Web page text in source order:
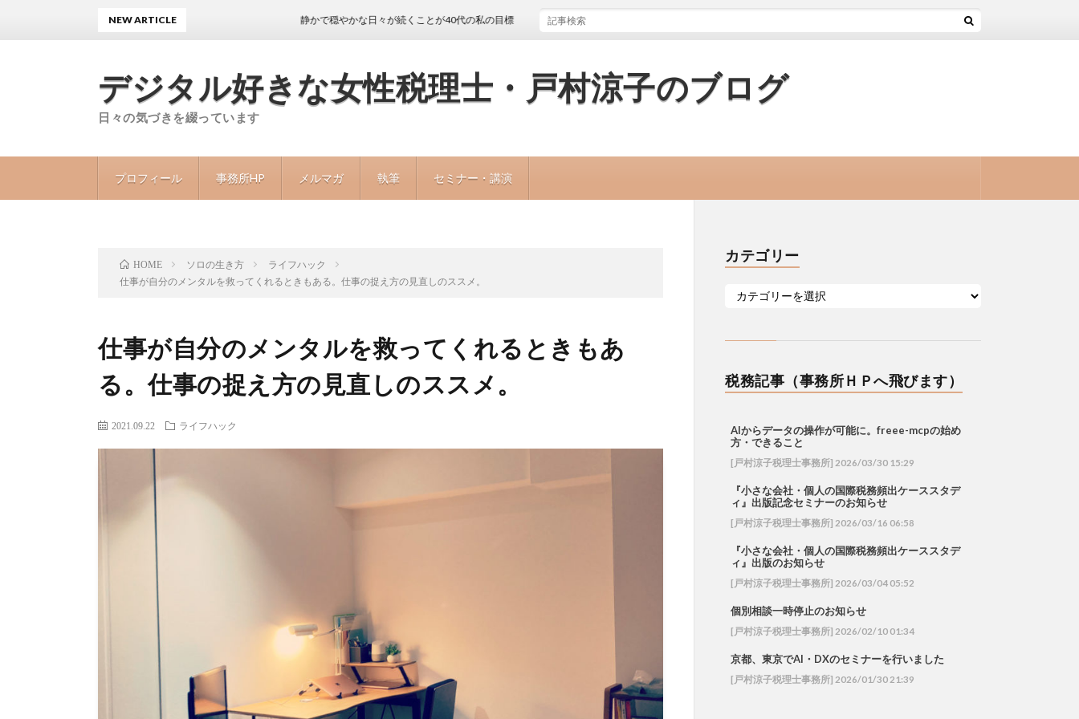
デジタル好きな女性税理士・戸村涼子のブログ
日々の気づきを綴っています
プロフィール 事務所HP メルマガ 執筆 セミナー・講演
NEW ARTICLE 静かで穏やかな日々が続くことが40代の私の目標
HOME ソロの生き方
ライフハック
仕事が自分のメンタルを救ってくれるときもある。仕事の捉え方の見直しのススメ。
仕事が自分のメンタルを救ってくれるときもあ
る。仕事の捉え方の見直しのススメ。
2021.09.22 ライフハック
カテゴリー
税務記事（事務所ＨＰへ飛びます）
AIからデータの操作が可能に。freee-mcpの始め
方・できること
[戸村涼子税理士事務所] 2026/03/30 15:29
『小さな会社・個人の国際税務頻出ケーススタデ
ィ』出版記念セミナーのお知らせ
[戸村涼子税理士事務所] 2026/03/16 06:58
『小さな会社・個人の国際税務頻出ケーススタデ
ィ』出版のお知らせ
[戸村涼子税理士事務所] 2026/03/04 05:52
個別相談一時停止のお知らせ
[戸村涼子税理士事務所] 2026/02/10 01:34
京都、東京でAI・DXのセミナーを行いました
[戸村涼子税理士事務所] 2026/01/30 21:39